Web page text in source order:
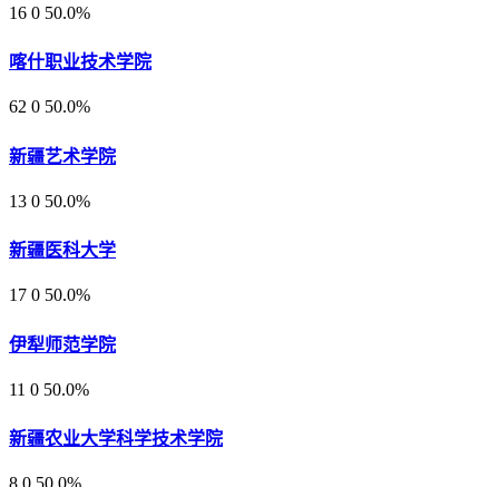
16 0 50.0%
喀什职业技术学院
62 0 50.0%
新疆艺术学院
13 0 50.0%
新疆医科大学
17 0 50.0%
伊犁师范学院
11 0 50.0%
新疆农业大学科学技术学院